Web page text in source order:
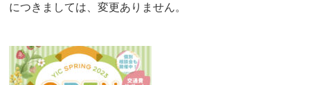
につきましては、変更ありません。